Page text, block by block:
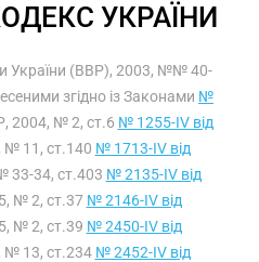
УКРАЇНИ
України (ВВР), 2003, №№ 40-
згідно із Законами №
2004, № 2, ст.6 № 1255-IV від
№ 11, ст.140 № 1713-IV від
33-34, ст.403 № 2135-IV від
№ 2, ст.37 № 2146-IV від
№ 2, ст.39 № 2450-IV від
№ 13, ст.234 № 2452-IV від